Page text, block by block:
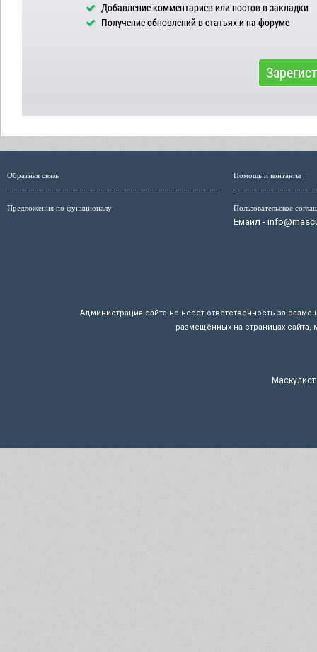
Добавление комментариев или постов в закладки
Получение обновлений в статьях и на форуме
Обратная связь
Предложения по функционалу
Помощь и контакты
Пользовательское
Емайл -
Администрация сайта не несёт ответственность за
размещённых на страницах